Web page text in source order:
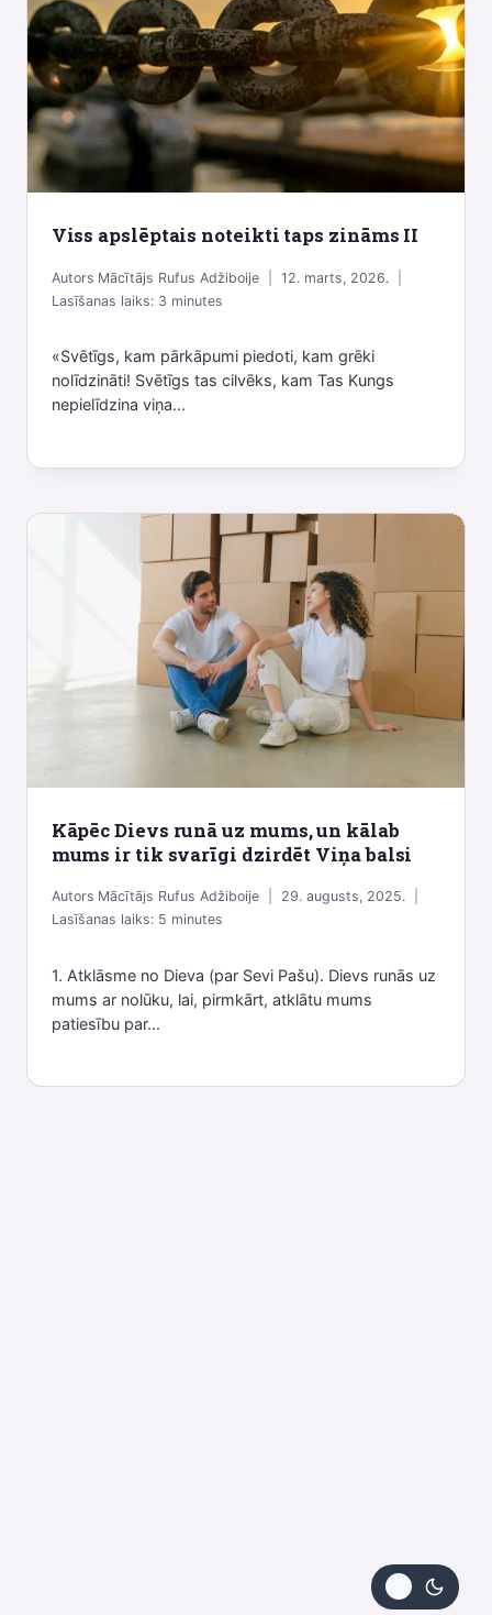
Viss apslēptais noteikti taps zināms II
Autors Mācītājs Rufus Adžiboije
12. marts, 2026.
Lasīšanas laiks:3 minutes
«Svētīgs, kam pārkāpumi piedoti, kam grēki
nolīdzināti! Svētīgs tas cilvēks, kam Tas Kungs
nepielīdzina viņa...
Kāpēc Dievs runā uz mums, un kālab
mums ir tik svarīgi dzirdēt Viņa balsi
Autors Mācītājs Rufus Adžiboije
29. augusts, 2025.
Lasīšanas laiks:5 minutes
1. Atklāsme no Dieva (par Sevi Pašu). Dievs runās uz
mums ar nolūku, lai, pirmkārt, atklātu mums
patiesību par...